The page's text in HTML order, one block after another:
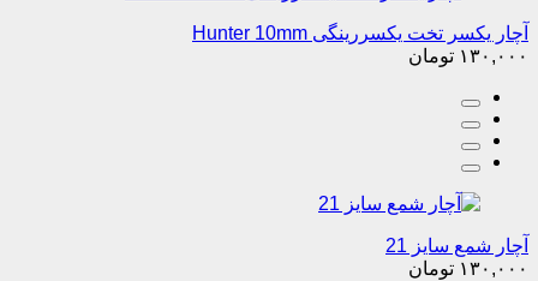
آچار یکسر تخت یکسررینگی Hunter 10mm
۱۳۰,۰۰۰ تومان
آچار شمع سایز 21
۱۳۰,۰۰۰ تومان